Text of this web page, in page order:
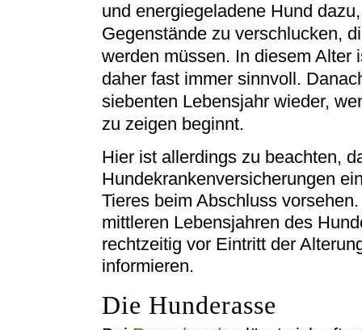
und energiegeladene Hund
Gegenstände zu verschlucken,
werden müssen. In diesem Alter
daher fast immer sinnvoll.
siebenten Lebensjahr wieder,
zu zeigen beginnt.
Hier ist allerdings zu beachten,
Hundekrankenversicherungen
Tieres beim Abschluss
mittleren Lebensjahren des
rechtzeitig vor Eintritt der
informieren.
Die Hunderasse